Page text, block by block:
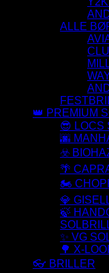
ALLE
👑 PREMIUM
😎 LOCS
🌆
☣️
🌴
🏍️
💎
🍃
✨ VG
🌳 X-
👓 BRILLER